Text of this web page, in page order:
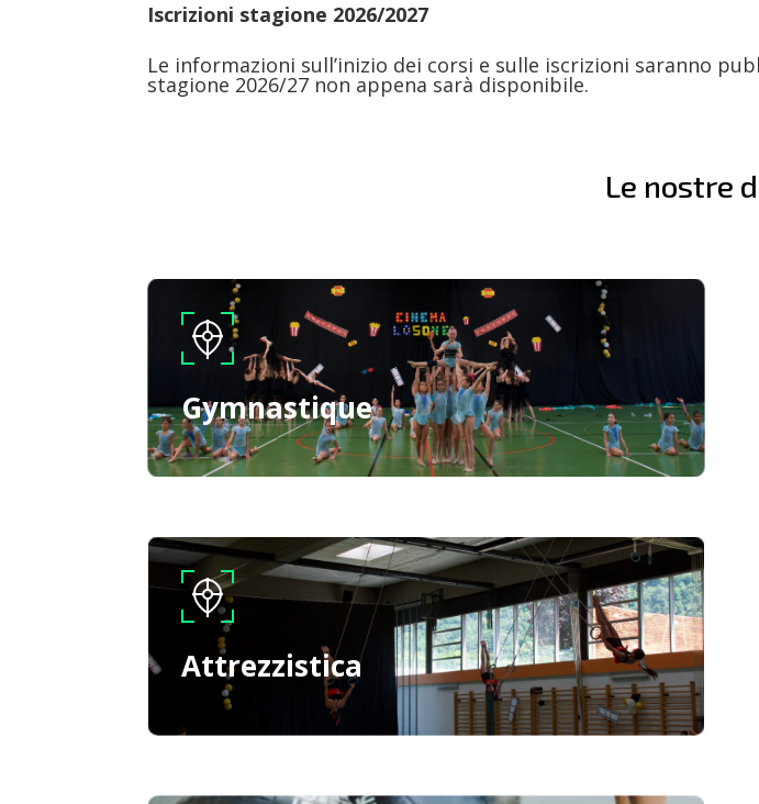
Iscrizioni stagione 2026/2027
Le informazioni sull’inizio dei corsi e sulle iscrizioni saranno
stagione 2026/27 non appena sarà disponibile.
Le nostre
Gymnastique
Attrezzistica